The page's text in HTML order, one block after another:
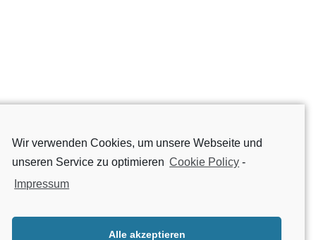
Wir verwenden Cookies, um unsere Webseite und
unseren Service zu optimieren Cookie Policy -
Impressum
Alle akzeptieren